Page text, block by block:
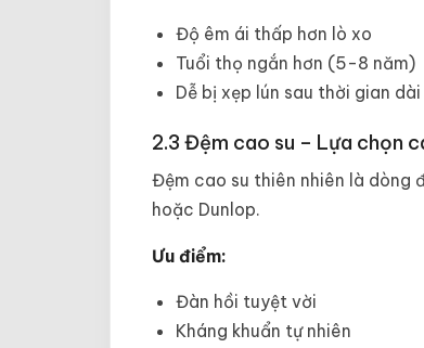
Độ êm ái thấp hơn lò xo
Tuổi thọ ngắn hơn (5-8 năm)
Dễ bị xẹp lún sau thời gian dài
2.3 Đệm cao su – Lựa chọn
Đệm cao su thiên nhiên là dòng
hoặc Dunlop.
Ưu điểm:
Đàn hồi tuyệt vời
Kháng khuẩn tự nhiên